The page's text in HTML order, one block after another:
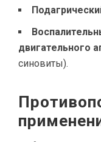
двигательного
синовиты).